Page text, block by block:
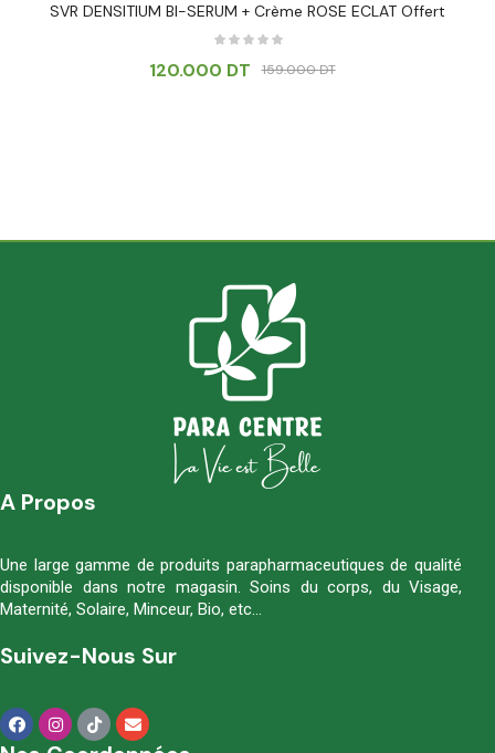
SVR DENSITIUM BI-SERUM + Crème ROSE ECLAT Offert
159.000DT
120.000 DT
A Propos
Une large gamme de produits parapharmaceutiques de qualité
disponible dans notre magasin. Soins du corps, du Visage,
Maternité, Solaire, Minceur, Bio, etc…
Suivez-Nous Sur